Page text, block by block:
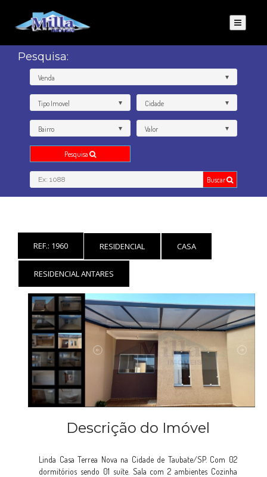
Pesquisa:
Venda
Tipo Imovel Cidade
Bairro Valor
Pesquisa
Buscar
REF.: 1960 RESIDENCIAL CASA
RESIDENCIAL ANTARES
Descrição do Imóvel
Linda Casa Terrea Nova na Cidade de Taubate/SP. Com 02
dormitórios sendo 01 suíte. Sala com 2 ambientes Cozinha